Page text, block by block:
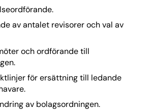
av antalet revisorer och val av
och ordförande till
för ersättning till ledande
av bolagsordningen.